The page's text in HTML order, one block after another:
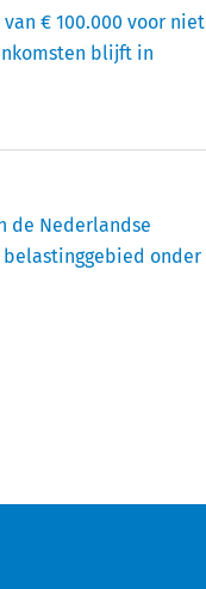
€ 100.000 voor niet
blijft in
de Nederlandse
onder